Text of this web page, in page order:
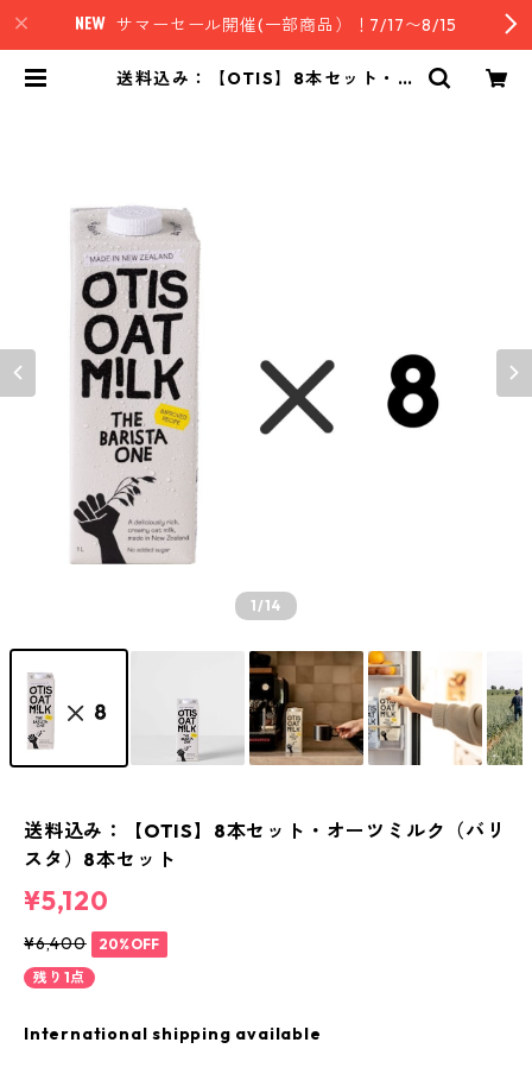
サマーセール開催(一部商品）！7/17〜8/15
送料込み：【OTIS】8本セット・オ
1/14
送料込み：【OTIS】8本セット・オーツミルク（バリ
スタ）8本セット
¥5,120
¥6,400
20%OFF
残り1点
International shipping available